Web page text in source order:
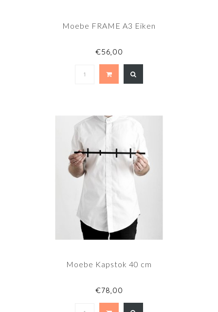
Moebe FRAME A3 Eiken
€56,00
Moebe Kapstok 40 cm
€78,00